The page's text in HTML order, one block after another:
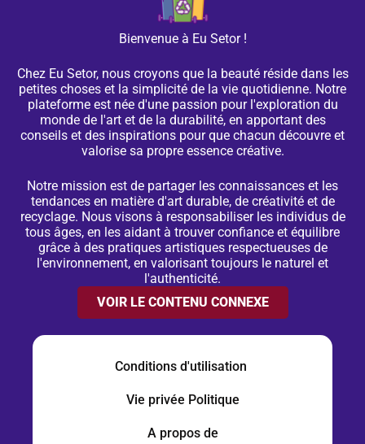
Bienvenue à Eu Setor !
Chez Eu Setor, nous croyons que la beauté réside dans les
petites choses et la simplicité de la vie quotidienne. Notre
plateforme est née d'une passion pour l'exploration du
monde de l'art et de la durabilité, en apportant des
conseils et des inspirations pour que chacun découvre et
valorise sa propre essence créative.
Notre mission est de partager les connaissances et les
tendances en matière d'art durable, de créativité et de
recyclage. Nous visons à responsabiliser les individus de
tous âges, en les aidant à trouver confiance et équilibre
grâce à des pratiques artistiques respectueuses de
l'environnement, en valorisant toujours le naturel et
l'authenticité.
VOIR LE CONTENU CONNEXE
Conditions d'utilisation
Vie privée Politique
A propos de